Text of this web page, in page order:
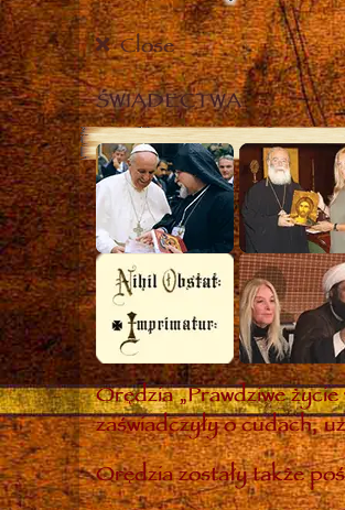
Close
ŚWIADECTWA
Orędzia „Prawdziwe
zaświadczyły o cudach,
Orędzia zostały także